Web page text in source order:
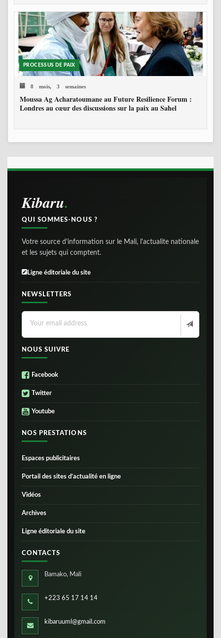
PROCESSUS DE PAIX
8 mois, 3 semaines
Moussa Ag Acharatoumane au Future Resilience Forum :
Londres au cœur des discussions sur la paix au Sahel
Kibaru
QUI SOMMES-NOUS ?
Votre source d'information sur le Mali, l'actualite nationale
et les sujets qui comptent.
Ligne éditoriale du site
NEWSLETTERS
NOUS SUIVRE
Facebook
Twitter
Youtube
NOS PRESTATIONS
Espaces publicitaires
Portail des sites d’actualité en ligne
Vidéos
Archives
Ligne éditoriale du site
CONTACTS
Bamako, Mali
+223 65 17 14 14
kibaruuml@gmail.com